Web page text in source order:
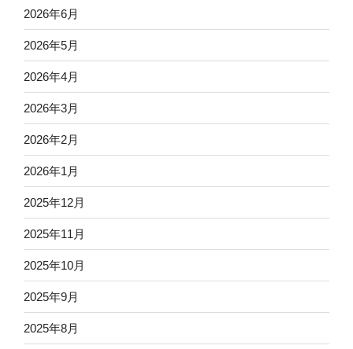
2026年6月
2026年5月
2026年4月
2026年3月
2026年2月
2026年1月
2025年12月
2025年11月
2025年10月
2025年9月
2025年8月